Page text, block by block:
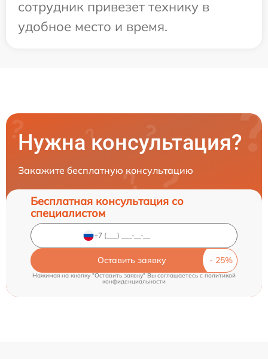
сотрудник привезет технику в
удобное место и время.
Нужна консультация?
Закажите бесплатную консультацию
Бесплатная консультация со
специалистом
Оставить заявку
Нажимая на кнопку "Оставить заявку" Вы соглашаетесь cполитикой
конфиденциальности